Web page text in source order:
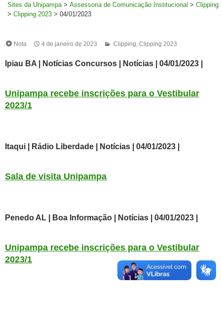
Sites da Unipampa > Assessoria de Comunicação Institucional > Clipping
> Clipping 2023 > 04/01/2023
Nota 4 de janeiro de 2023 Clipping Clipping 2023
Ipiau BA | Notícias Concursos | Notícias | 04/01/2023 |
Unipampa recebe inscrições para o Vestibular
2023/1
Itaqui | Rádio Liberdade | Notícias | 04/01/2023 |
Sala de visita Unipampa
Penedo AL | Boa Informação | Notícias | 04/01/2023 |
Unipampa recebe inscrições para o Vestibular
2023/1